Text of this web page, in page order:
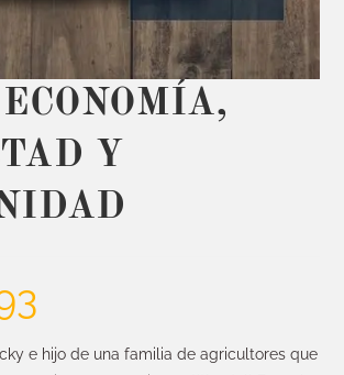
Y
e hijo de una familia de agricultores que